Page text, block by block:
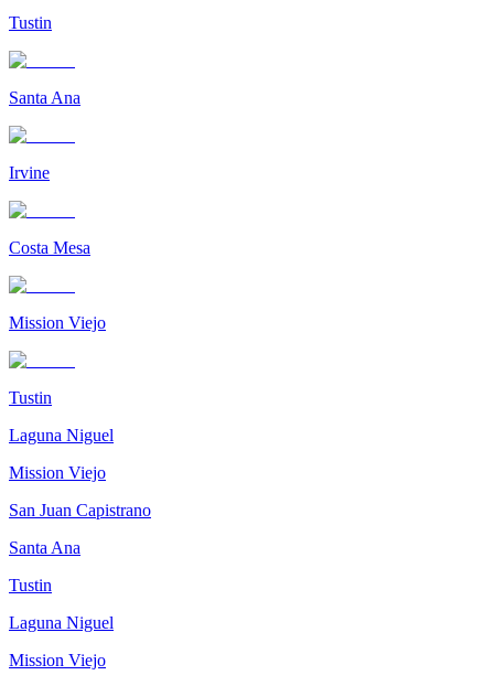
Tustin
Santa Ana
Irvine
Costa Mesa
Mission Viejo
Tustin
Laguna Niguel
Mission Viejo
San Juan Capistrano
Santa Ana
Tustin
Laguna Niguel
Mission Viejo